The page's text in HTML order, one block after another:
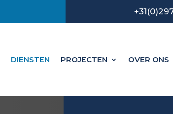
DIENSTEN PROJECTEN OVER ONS